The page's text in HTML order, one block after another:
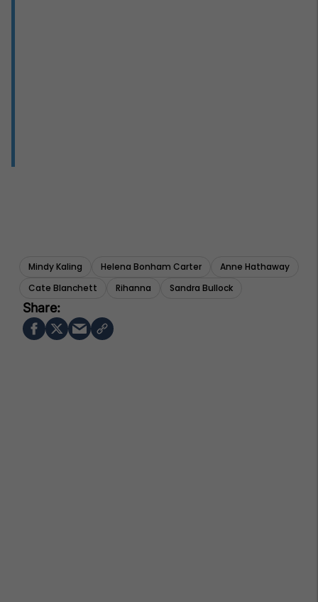
Mindy Kaling Helena Bonham Carter
Anne Hathaway
Cate Blanchett
Rihanna Sandra Bullock